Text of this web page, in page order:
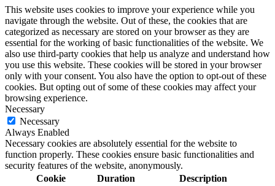
This website uses cookies to improve your experience while you
navigate through the website. Out of these, the cookies that are
categorized as necessary are stored on your browser as they are
essential for the working of basic functionalities of the website. We
also use third-party cookies that help us analyze and understand how
you use this website. These cookies will be stored in your browser
only with your consent. You also have the option to opt-out of these
cookies. But opting out of some of these cookies may affect your
browsing experience.
Necessary
Necessary
Always Enabled
Necessary cookies are absolutely essential for the website to
function properly. These cookies ensure basic functionalities and
security features of the website, anonymously.
Cookie
Duration Description